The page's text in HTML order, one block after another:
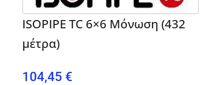
ISOPIPE TC 6×6 Μόνωση (432
μέτρα)
104,45 €